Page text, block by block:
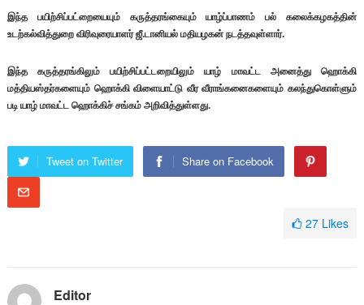
இந்த பயிற்சிப்பட்றையையும் கருத்தரங்கையும் யாழ்ப்பாணம் பல் கலைக்கழகத்தின்
உடற்கல்வித்துறை விரிவுரையாளர் ஜீ.டானியல் மதியழகன் நடத்தவுள்ளார்.
இந்த கருத்தரங்கிலும் பயிற்சிப்பட்டறையிலும் யாழ் மாவட்ட அனைத்து ஹொக்கி
மத்தியஸ்தர்களையும் ஹொக்கி விளையாட்டு வீர வீராங்கனைகளையும் கலந்துகொள்ளும்
படி யாழ் மாவட்ட ஹொக்கிச் சங்கம் அறிவித்துள்ளது.
Tweet on Twitter Share on Facebook
27 Likes
Editor